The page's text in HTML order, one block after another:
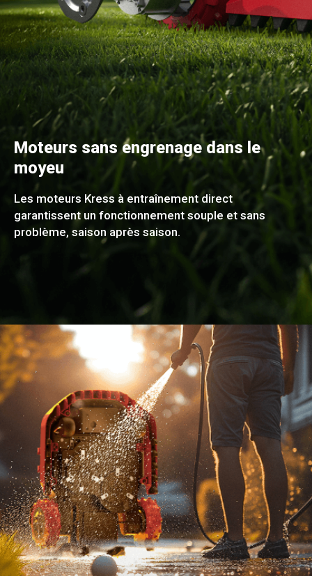
Moteurs sans engrenage dans le
moyeu
Les moteurs Kress à entraînement direct
garantissent un fonctionnement souple et sans
problème, saison après saison.